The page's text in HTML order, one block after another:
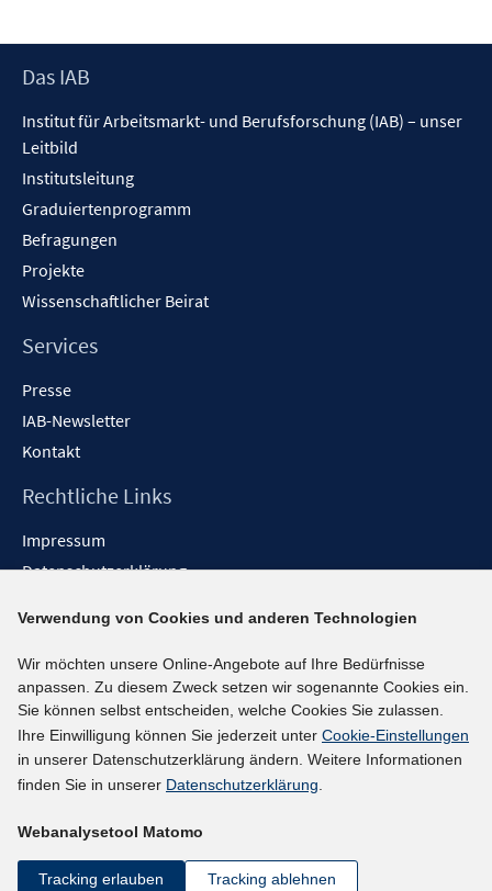
Footer
Das IAB
Institut für Arbeitsmarkt- und Berufsforschung (IAB) – unser
Leitbild
Institutsleitung
Graduiertenprogramm
Befragungen
Projekte
Wissenschaftlicher Beirat
Services
Presse
IAB-Newsletter
Kontakt
Rechtliche Links
Impressum
Datenschutzerklärung
Barrieren melden
Social-Media-Kanäle
BlueSky
YouTube
LinkedIn
kununu
Netiquette
Verwendung von Cookies und anderen Technologien
Wir möchten unsere Online-Angebote auf Ihre Bedürfnisse
anpassen. Zu diesem Zweck setzen wir sogenannte Cookies ein.
Sie können selbst entscheiden, welche Cookies Sie zulassen.
Ihre Einwilligung können Sie jederzeit unter Cookie-Einstellungen
in unserer Datenschutzerklärung ändern. Weitere Informationen
finden Sie in unserer Datenschutzerklärung.
Webanalysetool Matomo
Tracking erlauben Tracking ablehnen